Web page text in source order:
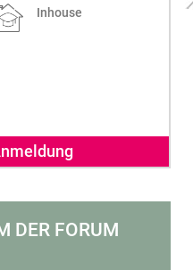
Inhouse
DER FORUM